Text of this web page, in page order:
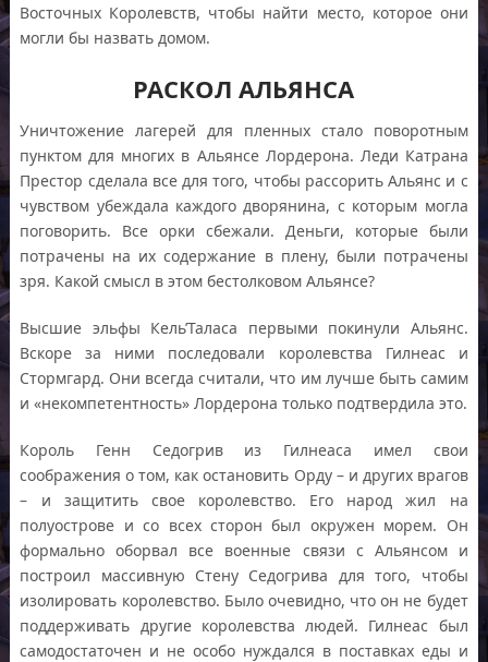
Восточных Королевств, чтобы найти место, которое они
могли бы назвать домом.
РАСКОЛ АЛЬЯНСА
Уничтожение лагерей для пленных стало поворотным
пунктом для многих в Альянсе Лордерона. Леди Катрана
Престор сделала все для того, чтобы рассорить Альянс и с
чувством убеждала каждого дворянина, с которым могла
поговорить. Все орки сбежали. Деньги, которые были
потрачены на их содержание в плену, были потрачены
зря. Какой смысл в этом бестолковом Альянсе?
Высшие эльфы Кель’Таласа первыми покинули Альянс.
Вскоре за ними последовали королевства Гилнеас и
Стормгард. Они всегда считали, что им лучше быть самим
и «некомпетентность» Лордерона только подтвердила это.
Король Генн Седогрив из Гилнеаса имел свои
соображения о том, как остановить Орду – и других врагов
– и защитить свое королевство. Его народ жил на
полуострове и со всех сторон был окружен морем. Он
формально оборвал все военные связи с Альянсом и
построил массивную Стену Седогрива для того, чтобы
изолировать королевство. Было очевидно, что он не будет
поддерживать другие королевства людей. Гилнеас был
самодостаточен и не особо нуждался в поставках еды и